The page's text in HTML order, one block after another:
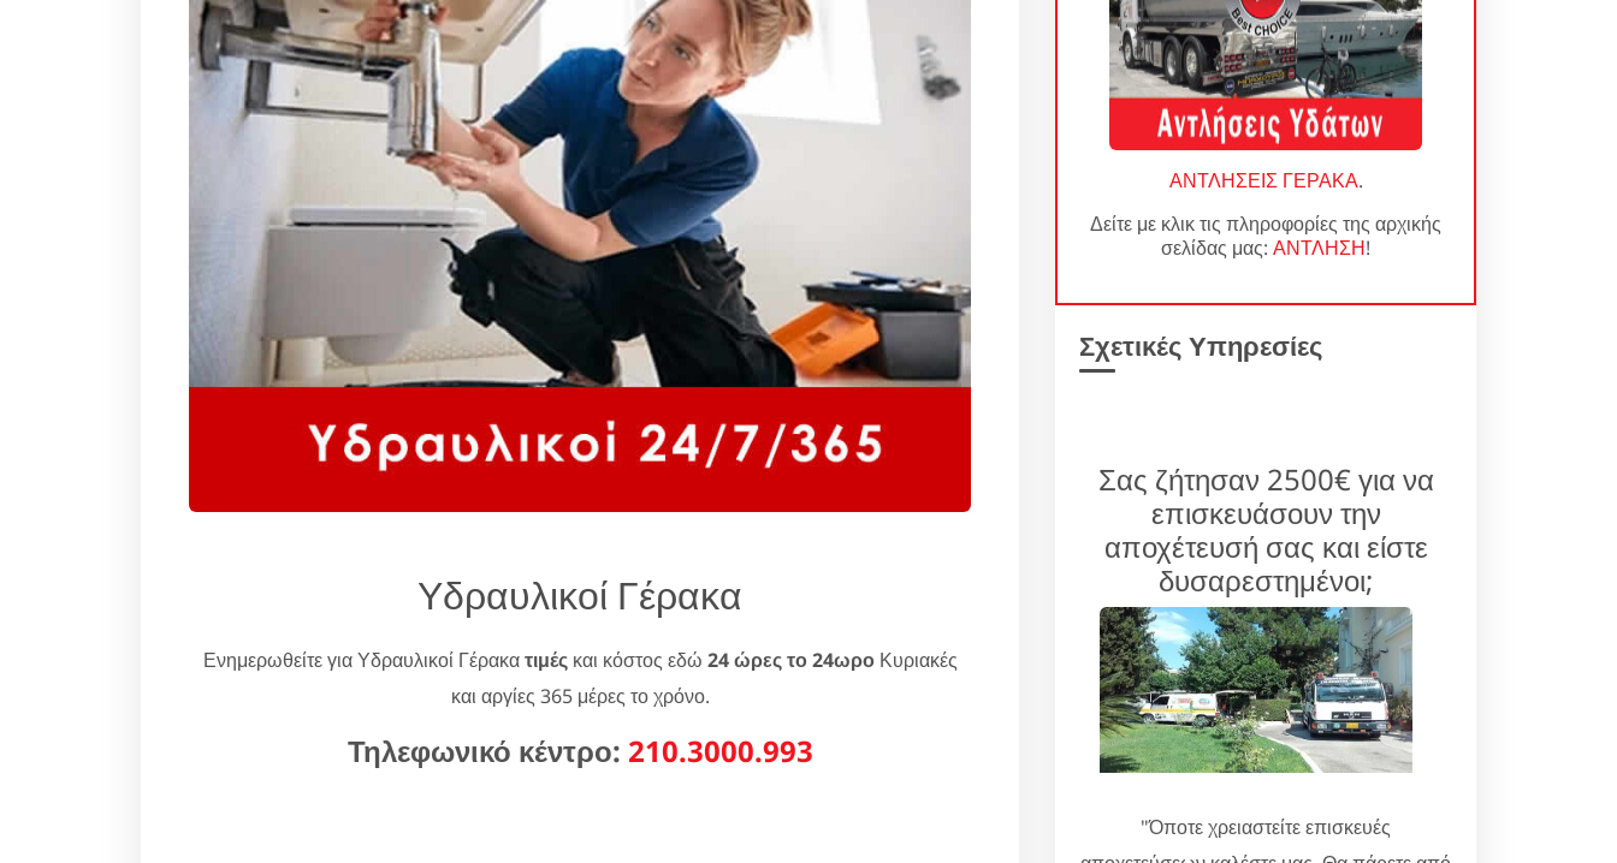
Υδραυλικοί Γέρακα
Ενημερωθείτε για Υδραυλικοί Γέρακατιμέςκαι κόστος εδώ 24 ώρες το 24ωροΚυριακές
και αργίες 365 μέρες το χρόνο.
Τηλεφωνικό κέντρο: 210.3000.993
ΑΝΤΛΗΣΕΙΣ ΓΕΡΑΚΑ.
Δείτε με κλικ τις πληροφορίες της αρχικής
σελίδας μας: ΑΝΤΛΗΣΗ!
Σχετικές Υπηρεσίες
Σας ζήτησαν 2500€ για να
επισκευάσουν την
αποχέτευσή σας και είστε
δυσαρεστημένοι;
"Όποτε χρειαστείτε επισκευές